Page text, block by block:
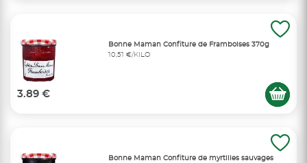
Bonne Maman Confiture de Framboises 370g
10,51 €/KILO
3.89 €
Bonne Maman Confiture de myrtilles sauvages